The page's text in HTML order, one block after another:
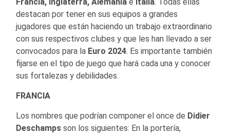
destacan por tener en sus equipos a grandes
jugadores que están haciendo un trabajo extraordinario
con sus respectivos clubes y que les han llevado a ser
convocados para la Euro 2024. Es importante también
fijarse en el tipo de juego que hará cada una y conocer
sus fortalezas y debilidades.
FRANCIA
Los nombres que podrían componer el once de Didier
Deschamps son los siguientes: En la portería,